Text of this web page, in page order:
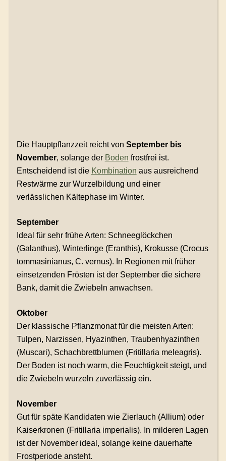
Die Hauptpflanzzeit reicht von September bis
November, solange der Boden frostfrei ist.
Entscheidend ist die Kombination aus ausreichend
Restwärme zur Wurzelbildung und einer
verlässlichen Kältephase im Winter.
September
Ideal für sehr frühe Arten: Schneeglöckchen
(Galanthus), Winterlinge (Eranthis), Krokusse (Crocus
tommasinianus, C. vernus). In Regionen mit früher
einsetzenden Frösten ist der September die sichere
Bank, damit die Zwiebeln anwachsen.
Oktober
Der klassische Pflanzmonat für die meisten Arten:
Tulpen, Narzissen, Hyazinthen, Traubenhyazinthen
(Muscari), Schachbrettblumen (Fritillaria meleagris).
Der Boden ist noch warm, die Feuchtigkeit steigt, und
die Zwiebeln wurzeln zuverlässig ein.
November
Gut für späte Kandidaten wie Zierlauch (Allium) oder
Kaiserkronen (Fritillaria imperialis). In milderen Lagen
ist der November ideal, solange keine dauerhafte
Frostperiode ansteht.